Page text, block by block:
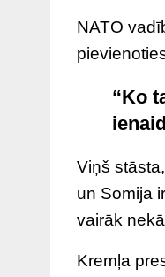
NATO
“Ko
Viņš
un Somija
vairāk
Kremļa